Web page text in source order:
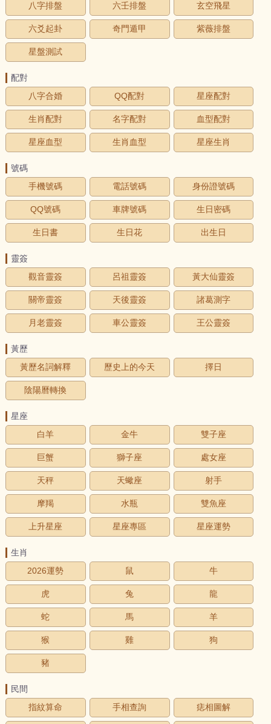
八字排盤
六壬排盤 玄空飛星
六爻起卦 奇門遁甲 紫薇排盤
星盤測試
配對
八字合婚
QQ配對 星座配對
生肖配對 名字配對 血型配對
星座血型 生肖血型 星座生肖
號碼
手機號碼
電話號碼 身份證號碼
QQ號碼 車牌號碼 生日密碼
生日書 生日花 出生日
靈簽
觀音靈簽
呂祖靈簽 黃大仙靈簽
關帝靈簽 天後靈簽 諸葛測字
月老靈簽 車公靈簽 王公靈簽
黃歷
黃歷名詞解釋
歷史上的今天 擇日
陰陽曆轉換
星座
白羊
金牛 雙子座
巨蟹 獅子座 處女座
天秤 天蠍座 射手
摩羯 水瓶 雙魚座
上升星座 星座專區 星座運勢
生肖
2026運勢
鼠 牛
虎 兔 龍
蛇 馬 羊
猴 雞 狗
豬
民間
指紋算命
手相查詢 痣相圖解